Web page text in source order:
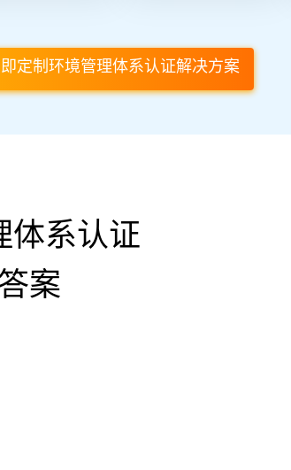
定制环境管理体系认证解决方案
体系认证
案